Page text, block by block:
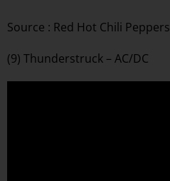
Source : Red Hot Chili Peppers
(9) Thunderstruck – AC/DC